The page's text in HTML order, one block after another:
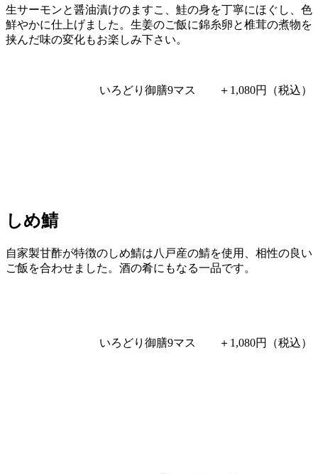
生サーモンと醤油漬けのますこ、鮭の身を丁寧にほぐし、色
鮮やかに仕上げました。生姜のご飯に錦糸卵と椎茸の煮物を
挟んだ味の変化もお楽しみ下さい。
いろどり御膳9マス ＋1,080円（税込）
しめ鯖
自家製甘酢が特徴のしめ鯖は八戸産の鯖を使用、相性の良い
ご飯を合わせました。酒の肴にもなる一品です。
いろどり御膳9マス ＋1,080円（税込）